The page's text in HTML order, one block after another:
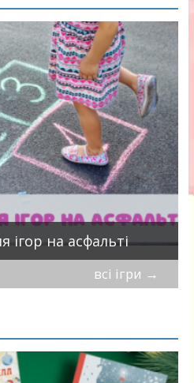
ігор на асфальті
всі ігри →